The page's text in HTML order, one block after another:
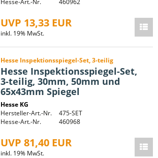
Hesse-Art.-Nr.
460962
UVP 13,33 EUR
inkl. 19% MwSt.
Hesse Inspektionsspiegel-Set, 3-teilig
Hesse Inspektionsspiegel-Set,
3-teilig, 30mm, 50mm und
65x43mm Spiegel
Hesse KG
Hersteller-Art.-Nr.
475-SET
Hesse-Art.-Nr.
460968
UVP 81,40 EUR
inkl. 19% MwSt.